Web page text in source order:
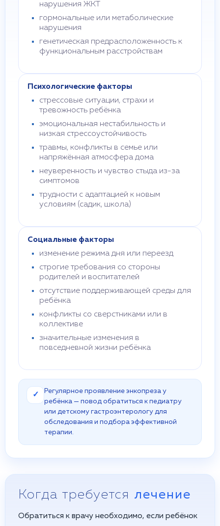
нарушения ЖКТ
гормональные или метаболические
нарушения
генетическая предрасположенность к
функциональным расстройствам
Психологические факторы
стрессовые ситуации, страхи и
тревожность ребёнка
эмоциональная нестабильность и
низкая стрессоустойчивость
травмы, конфликты в семье или
напряжённая атмосфера дома
неуверенность и чувство стыда из-за
симптомов
трудности с адаптацией к новым
условиям (садик, школа)
Социальные факторы
изменение режима дня или переезд
строгие требования со стороны
родителей и воспитателей
отсутствие поддерживающей среды для
ребёнка
конфликты со сверстниками или в
коллективе
значительные изменения в
повседневной жизни ребёнка
✓
Регулярное проявление энкопреза у
ребёнка — повод обратиться к педиатру
или детскому гастроэнтерологу для
обследования и подбора эффективной
терапии.
Когда требуется лечение
Обратиться к врачу необходимо, если ребёнок